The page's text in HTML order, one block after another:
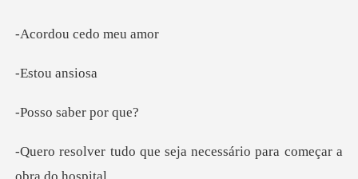
u cedo
ou a
saber p
seja necessário para co